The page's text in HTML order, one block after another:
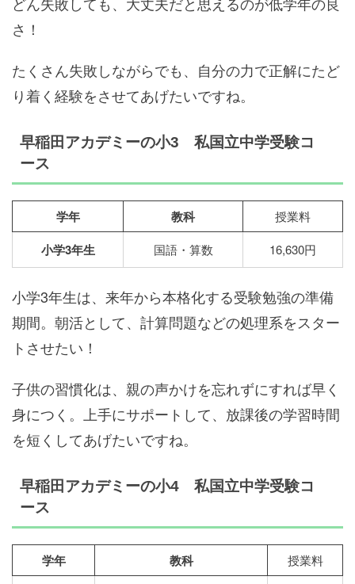
さ！
たくさん失敗しながらでも、自分の力で正解にたど
り着く経験をさせてあげたいですね。
早稲田アカデミーの小3 私国立中学受験コ
ース
学年 教科 授業料
小学3年生 国語・算数 16,630円
小学3年生は、来年から本格化する受験勉強の準備
期間。朝活として、計算問題などの処理系をスター
トさせたい！
子供の習慣化は、親の声かけを忘れずにすれば早く
身につく。上手にサポートして、放課後の学習時間
を短くしてあげたいですね。
早稲田アカデミーの小4 私国立中学受験コ
ース
学年 教科 授業料